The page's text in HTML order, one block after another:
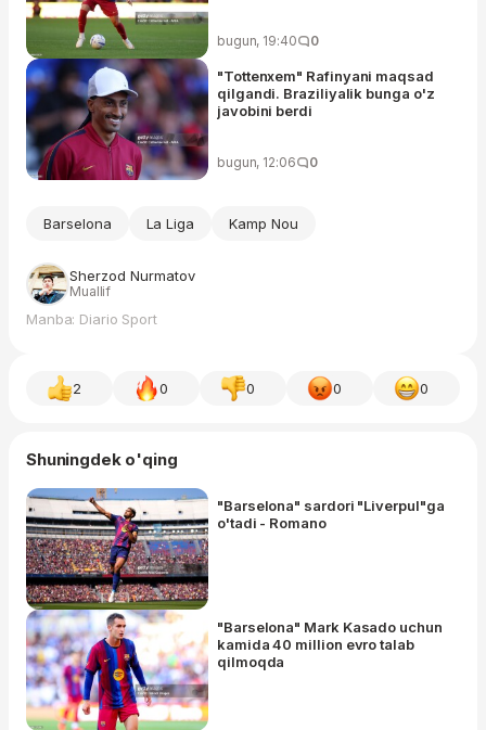
bugun, 19:40 0
"Tottenxem" Rafinyani maqsad
qilgandi. Braziliyalik bunga o'z
javobini berdi
bugun, 12:06 0
Barselona La Liga Kamp Nou
Sherzod Nurmatov
Muallif
Manba: Diario Sport
2 0 0 0 0
Shuningdek o'qing
"Barselona" sardori "Liverpul"ga
o'tadi - Romano
"Barselona" Mark Kasado uchun
kamida 40 million evro talab
qilmoqda